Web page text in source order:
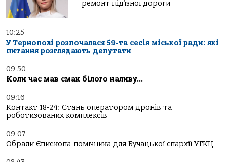
ремонт під’їзної дороги
10:25
У Тернополі розпочалася 59-та сесія міської ради: які
питання розглядають депутати
09:50
Коли час мав смак білого наливу…
09:16
Контакт 18-24: Стань оператором дронів та
роботизованих комплексів
09:07
Обрали Єпископа-помічника для Бучацької єпархії УГКЦ